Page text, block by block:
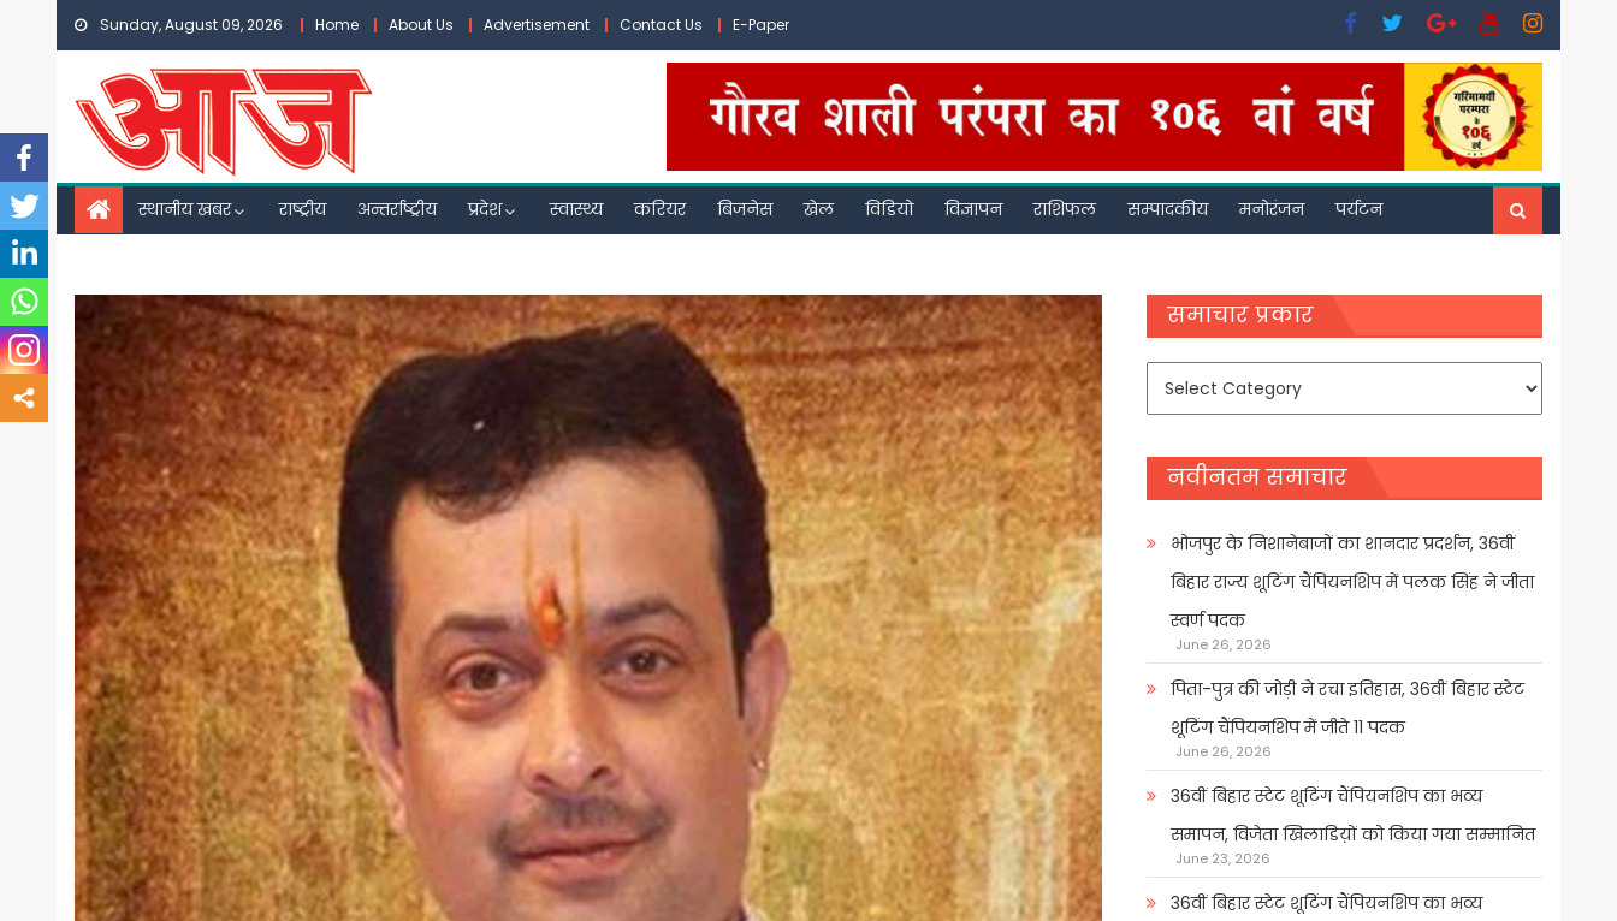
Skip
content
Sunday, August 09, 2026 Home About Us Advertisement Contact Us E-Paper
स्थानीय खबर राष्ट्रीय अन्तर्राष्ट्रीय प्रदेश स्वास्थ्य करियर बिजनेस खेल विडियो विज्ञापन राशिफल सम्पादकीय मनोरंजन पर्यटन
समाचार प्रकार
समाचार
नवीनतम समाचार
भोजपुर के निशानेबाजों का शानदार प्रदर्शन, 36वीं
बिहार राज्य शूटिंग चैंपियनशिप में पलक सिंह ने जीता
स्वर्ण पदक
June 26, 2026
पिता-पुत्र की जोड़ी ने रचा इतिहास, 36वीं बिहार स्टेट
शूटिंग चैंपियनशिप में जीते 11 पदक
June 26, 2026
36वीं बिहार स्टेट शूटिंग चैंपियनशिप का भव्य
समापन, विजेता खिलाडिय़ों को किया गया सम्मानित
June 23, 2026
36वीं बिहार स्टेट शूटिंग चैंपियनशिप का भव्य